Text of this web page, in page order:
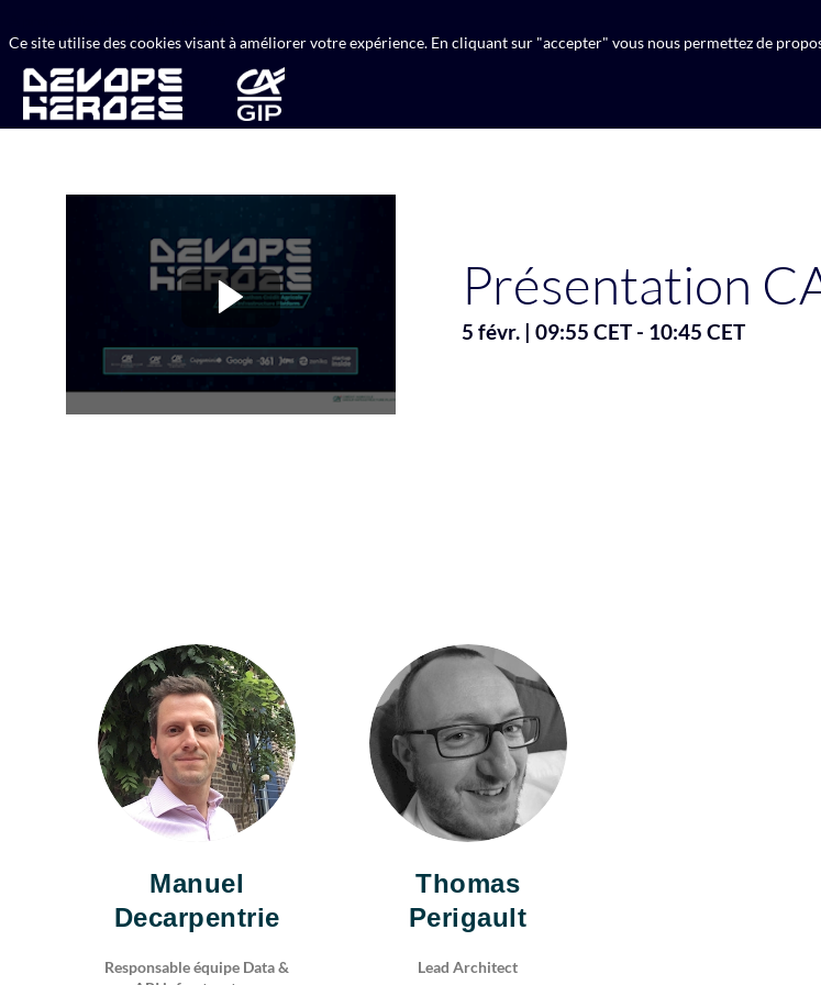
Présentation
5 févr. 09:55 CET - 10:45 CET
MD
Manuel
Decarpentrie
Responsable équipe Data &
TP
Thomas
Perigault
Lead Architect
Ce site utilise des cookies visant à améliorer votre expérience. En cliquant sur "accepter" vous nous permettez de